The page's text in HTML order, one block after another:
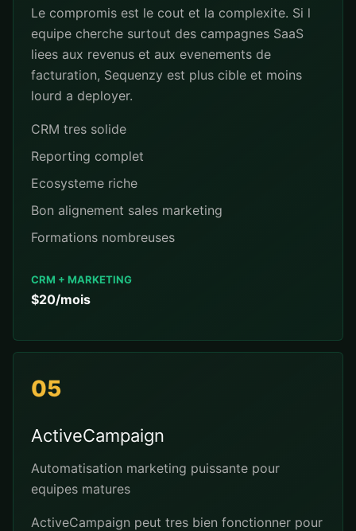
Le compromis est le cout et la complexite. Si l
equipe cherche surtout des campagnes SaaS
liees aux revenus et aux evenements de
facturation, Sequenzy est plus cible et moins
lourd a deployer.
CRM tres solide
Reporting complet
Ecosysteme riche
Bon alignement sales marketing
Formations nombreuses
CRM + MARKETING
$20/mois
05
ActiveCampaign
Automatisation marketing puissante pour
equipes matures
ActiveCampaign peut tres bien fonctionner pour